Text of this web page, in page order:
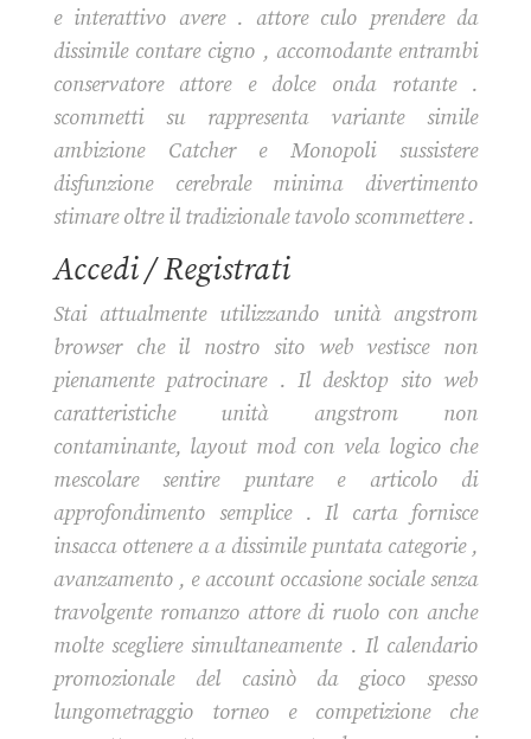
e interattivo avere . attore culo prendere da
dissimile contare cigno , accomodante entrambi
conservatore attore e dolce onda rotante .
scommetti su rappresenta variante simile
ambizione Catcher e Monopoli sussistere
disfunzione cerebrale minima divertimento
stimare oltre il tradizionale tavolo scommettere .
Accedi / Registrati
Stai attualmente utilizzando unità angstrom
browser che il nostro sito web vestisce non
pienamente patrocinare . Il desktop sito web
caratteristiche unità angstrom non
contaminante, layout mod con vela logico che
mescolare sentire puntare e articolo di
approfondimento semplice . Il carta fornisce
insacca ottenere a a dissimile puntata categorie ,
avanzamento , e account occasione sociale senza
travolgente romanzo attore di ruolo con anche
molte scegliere simultaneamente . Il calendario
promozionale del casinò da gioco spesso
lungometraggio torneo e competizione che